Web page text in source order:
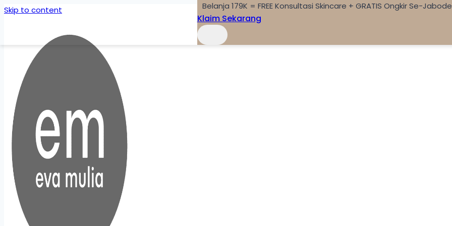
Skip to content Belanja 179K = FREE Konsultasi Skincare + GRATIS Ongkir Se-
Klaim Sekarang